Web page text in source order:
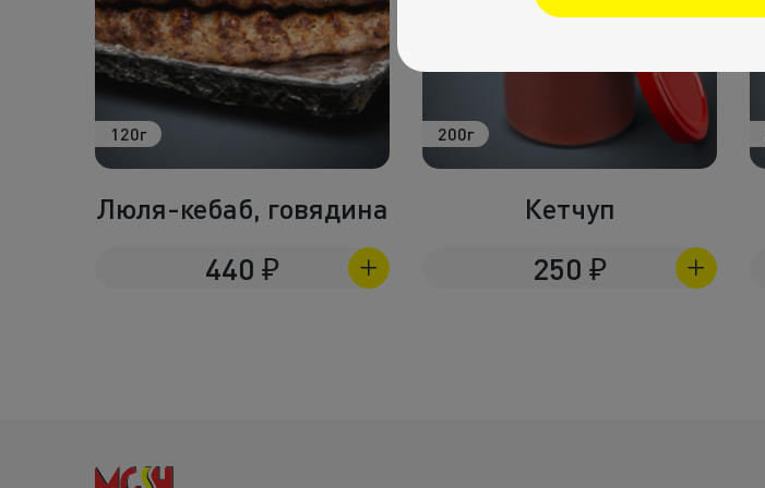
120г
Люля-кебаб, говядина
440 ₽
200г
Кетчуп
250 ₽